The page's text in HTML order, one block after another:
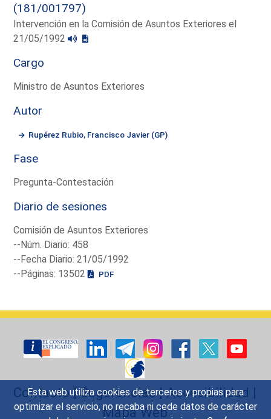
Esta web utiliza cookies de terceros y propias para
optimizar el servicio, no recaba ni cede datos de carácter
(181/001797)
Intervención en la Comisión de Asuntos Exteriores el
21/05/1992
Cargo
Ministro de Asuntos Exteriores
Autor
Rupérez Rubio, Francisco Javier (GP)
Fase
Pregunta-Contestación
Diario de sesiones
Comisión de Asuntos Exteriores
--Núm. Diario: 458
--Fecha Diario: 21/05/1992
--Páginas: 13502
PDF
Contacto|Sugerencias|Accesibilidad |
Mapa Web